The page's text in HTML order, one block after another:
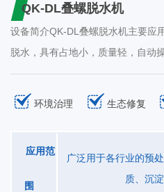
QK-DL叠螺脱水机
设备简介QK-DL叠螺脱水机主要应
脱水，具有占地小，质量轻，自动
般市政污水处理厂，处理后污泥含
运行时，污泥从进料口进入滤筒后
隙流出，同时设备依靠固定环也游
滤间隙防止堵塞，泥饼经过脱水后
环境治理 生态修复
应用范
围
广泛用于各行业的预
质、沉